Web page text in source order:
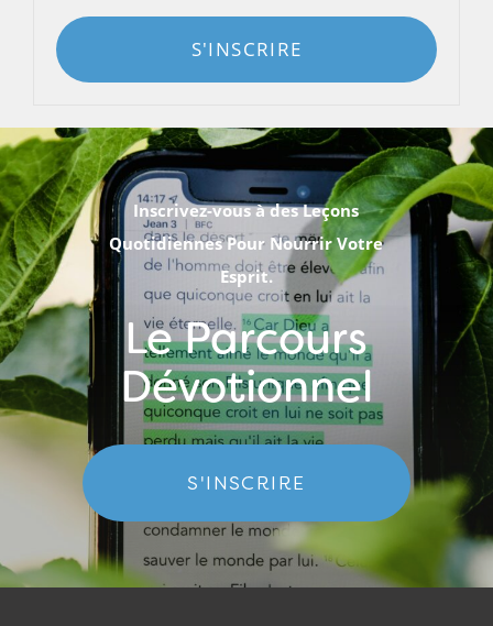
S'INSCRIRE
Inscrivez-vous à des Leçons
Quotidiennes Pour Nourrir Votre
Esprit.
Le Parcours
Dévotionnel
S'INSCRIRE